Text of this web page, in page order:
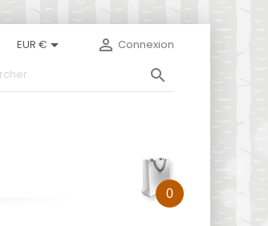
EUR €  Connexion

0